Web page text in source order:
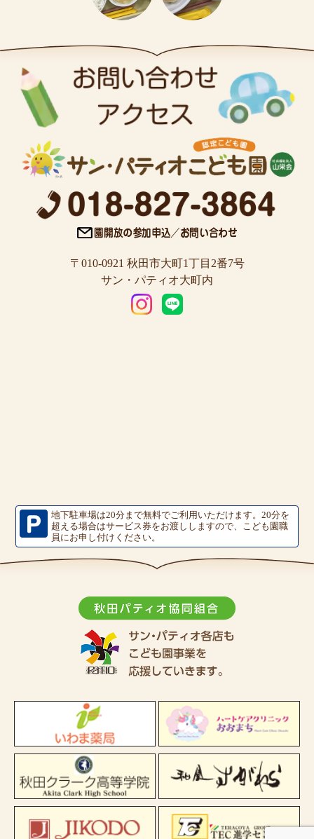
〒010-0921 秋田市大町1丁目2番7号
サン・パティオ大町内
地下駐車場は20分まで無料でご利用いただけます。20分を
超える場合はサービス券をお渡ししますので、こども園職
員にお申し付けください。